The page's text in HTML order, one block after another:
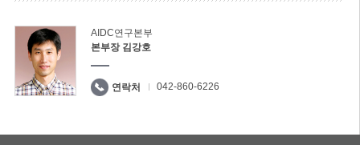
AIDC연구본부
본부장 김강호
연락처 042-860-6226